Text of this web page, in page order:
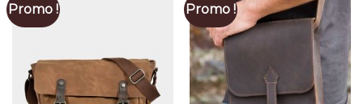
Promo ! Promo !